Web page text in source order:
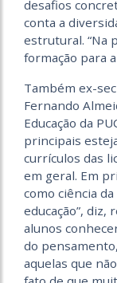
desafios
conta a
estrutural. “Na
formação para
Também ex-
Fernando
Educação da
principais
currículos das
em geral. Em
como ciência
educação”, diz,
alunos
do
aquelas que